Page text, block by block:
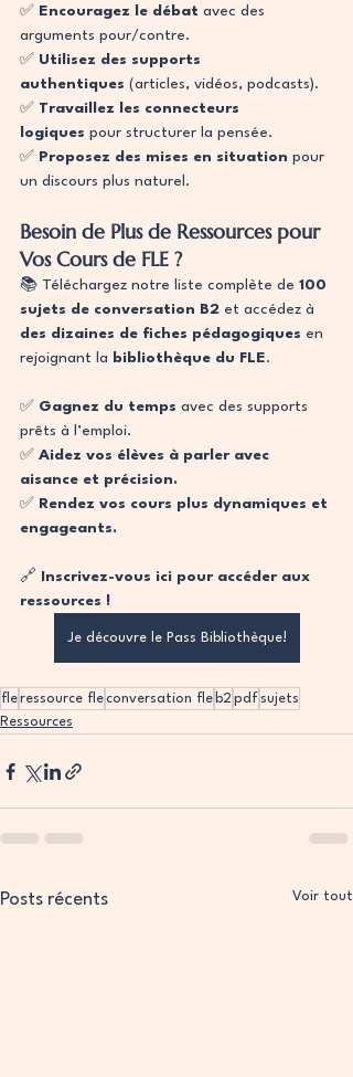
✅ Encouragez le débat avec des
arguments pour/contre.
✅ Utilisez des supports
authentiques (articles, vidéos, podcasts).
✅ Travaillez les connecteurs
logiques pour structurer la pensée.
✅ Proposez des mises en situation pour
un discours plus naturel.
Besoin de Plus de Ressources pour
Vos Cours de FLE ?
📚 Téléchargez notre liste complète de 100
sujets de conversation B2 et accédez à
des dizaines de fiches pédagogiques en
rejoignant la bibliothèque du FLE.
✅ Gagnez du temps avec des supports
prêts à l’emploi.
✅ Aidez vos élèves à parler avec
aisance et précision.
✅ Rendez vos cours plus dynamiques et
engageants.
🔗
Inscrivez-vous ici pour accéder aux
ressources !
Je découvre le Pass Bibliothèque!
fleressource fleconversation fle b2 pdf sujets
Ressources
Posts récents Voir tout